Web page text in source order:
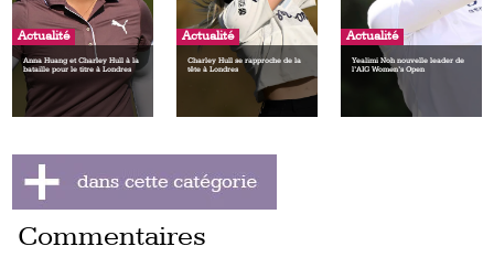
Actualité
Anna Huang et Charley Hull à la
bataille pour le titre à Londres
Actualité
Charley Hull se rapproche de la
tête à Londres
Actualité
Yealimi Noh nouvelle leader de
l’AIG Women’s Open
Commentaires